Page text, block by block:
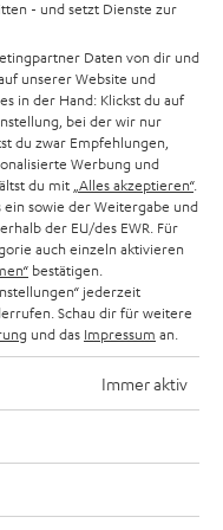
- und setzt Dienste zur
Daten von dir und
unserer Website und
in der Hand: Klickst du auf
bei der wir nur
du zwar Empfehlungen,
Werbung und
du mit „Alles akzeptieren“.
sowie der Weitergabe und
der EU/des EWR. Für
auch einzeln aktivieren
bestätigen.
jederzeit
Schau dir für weitere
und das Impressum an.
Immer aktiv